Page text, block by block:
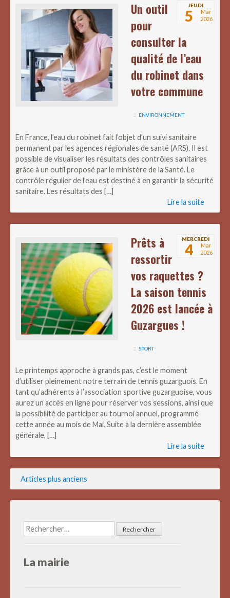
JEUDI
5
Mar
2026
Un outil
pour
consulter la
qualité de l’eau
du robinet dans
votre commune
ENVIRONNEMENT
En France, l’eau du robinet fait l’objet d’un suivi sanitaire
permanent par les agences régionales de santé (ARS). Il est
possible de visualiser les résultats des contrôles sanitaires
grâce à un outil proposé par le ministère de la Santé. Le
contrôle régulier de l’eau est destiné à en garantir la sécurité
sanitaire. Les résultats des […]
Lire la suite
MERCREDI
4
Mar
2026
Prêts à
ressortir
vos raquettes ?
La saison tennis
2026 est lancée à
Guzargues !
SPORT
Le printemps approche à grands pas, c’est le moment
d’utiliser pleinement notre terrain de tennis guzarguois. En
tant qu’adhérents à l’association sportive guzarguoise, vous
aurez un accès en ligne pour réserver vos sessions, ainsi que
la possibilité de participer au tournoi annuel, programmé
cette année au mois de Mai. Suite à la dernière assemblée
générale, […]
Lire la suite
Navigation
des
Articles plus anciens
Rechercher :
La mairie